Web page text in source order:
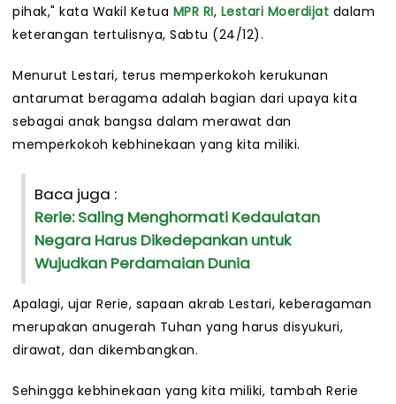
pihak," kata Wakil Ketua MPR RI, Lestari Moerdijat dalam
keterangan tertulisnya, Sabtu (24/12).
Menurut Lestari, terus memperkokoh kerukunan
antarumat beragama adalah bagian dari upaya kita
sebagai anak bangsa dalam merawat dan
memperkokoh kebhinekaan yang kita miliki.
Baca juga :
Rerie: Saling Menghormati Kedaulatan
Negara Harus Dikedepankan untuk
Wujudkan Perdamaian Dunia
Apalagi, ujar Rerie, sapaan akrab Lestari, keberagaman
merupakan anugerah Tuhan yang harus disyukuri,
dirawat, dan dikembangkan.
Sehingga kebhinekaan yang kita miliki, tambah Rerie